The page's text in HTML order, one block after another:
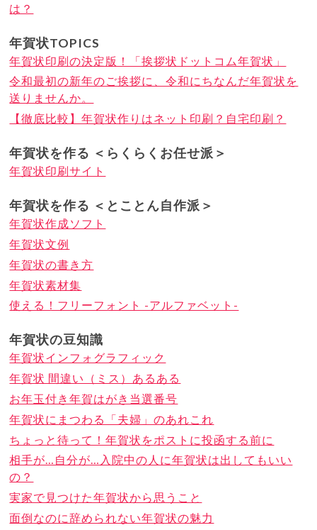
は？
年賀状TOPICS
年賀状印刷の決定版！「挨拶状ドットコム年賀状」
令和最初の新年のご挨拶に、令和にちなんだ年賀状を
送りませんか。
【徹底比較】年賀状作りはネット印刷？自宅印刷？
年賀状を作る ＜らくらくお任せ派＞
年賀状印刷サイト
年賀状を作る ＜とことん自作派＞
年賀状作成ソフト
年賀状文例
年賀状の書き方
年賀状素材集
使える！フリーフォント -アルファベット-
年賀状の豆知識
年賀状インフォグラフィック
年賀状 間違い（ミス）あるある
お年玉付き年賀はがき当選番号
年賀状にまつわる「夫婦」のあれこれ
ちょっと待って！年賀状をポストに投函する前に
相手が…自分が…入院中の人に年賀状は出してもいい
の？
実家で見つけた年賀状から思うこと
面倒なのに辞められない年賀状の魅力